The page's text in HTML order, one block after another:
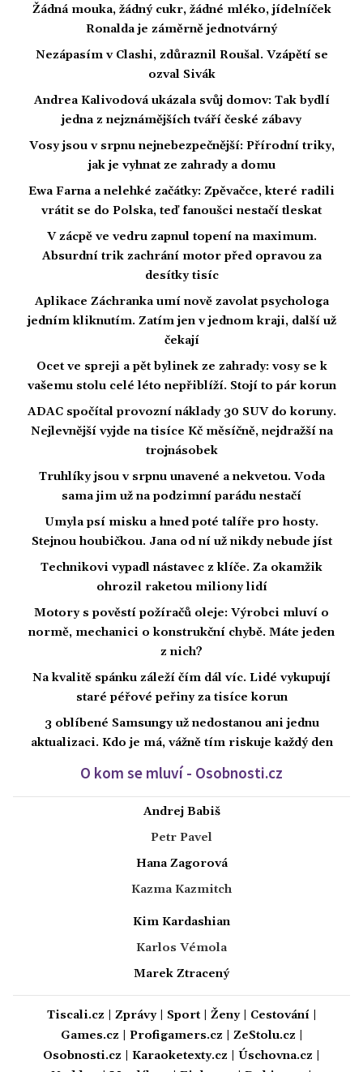
Žádná mouka, žádný cukr, žádné mléko, jídelníček
Ronalda je záměrně jednotvárný
Nezápasím v Clashi, zdůraznil Roušal. Vzápětí se
ozval Sivák
Andrea Kalivodová ukázala svůj domov: Tak bydlí
jedna z nejznámějších tváří české zábavy
Vosy jsou v srpnu nejnebezpečnější: Přírodní triky,
jak je vyhnat ze zahrady a domu
Ewa Farna a nelehké začátky: Zpěvačce, které radili
vrátit se do Polska, teď fanoušci nestačí tleskat
V zácpě ve vedru zapnul topení na maximum.
Absurdní trik zachrání motor před opravou za
desítky tisíc
Aplikace Záchranka umí nově zavolat psychologa
jedním kliknutím. Zatím jen v jednom kraji, další už
čekají
Ocet ve spreji a pět bylinek ze zahrady: vosy se k
vašemu stolu celé léto nepřiblíží. Stojí to pár korun
ADAC spočítal provozní náklady 30 SUV do koruny.
Nejlevnější vyjde na tisíce Kč měsíčně, nejdražší na
trojnásobek
Truhlíky jsou v srpnu unavené a nekvetou. Voda
sama jim už na podzimní parádu nestačí
Umyla psí misku a hned poté talíře pro hosty.
Stejnou houbičkou. Jana od ní už nikdy nebude jíst
Technikovi vypadl nástavec z klíče. Za okamžik
ohrozil raketou miliony lidí
Motory s pověstí požíračů oleje: Výrobci mluví o
normě, mechanici o konstrukční chybě. Máte jeden
z nich?
Na kvalitě spánku záleží čím dál víc. Lidé vykupují
staré péřové peřiny za tisíce korun
3 oblíbené Samsungy už nedostanou ani jednu
aktualizaci. Kdo je má, vážně tím riskuje každý den
O kom se mluví - Osobnosti.cz
Andrej Babiš
Petr Pavel
Hana Zagorová
Kazma Kazmitch
Kim Kardashian
Karlos Vémola
Marek Ztracený
Tiscali.cz Zprávy| Sport| Ženy| Cestování|
Games.cz
Profigamers.cz ZeStolu.cz
Osobnosti.cz
Karaoketexty.cz Úschovna.cz